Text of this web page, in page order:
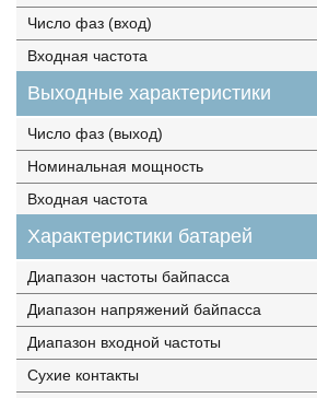
Число фаз (вход)
Входная частота
Выходные характеристики
Число фаз (выход)
Номинальная мощность
Входная частота
Характеристики батарей
Диапазон частоты байпасса
Диапазон напряжений байпасса
Диапазон входной частоты
Сухие контакты